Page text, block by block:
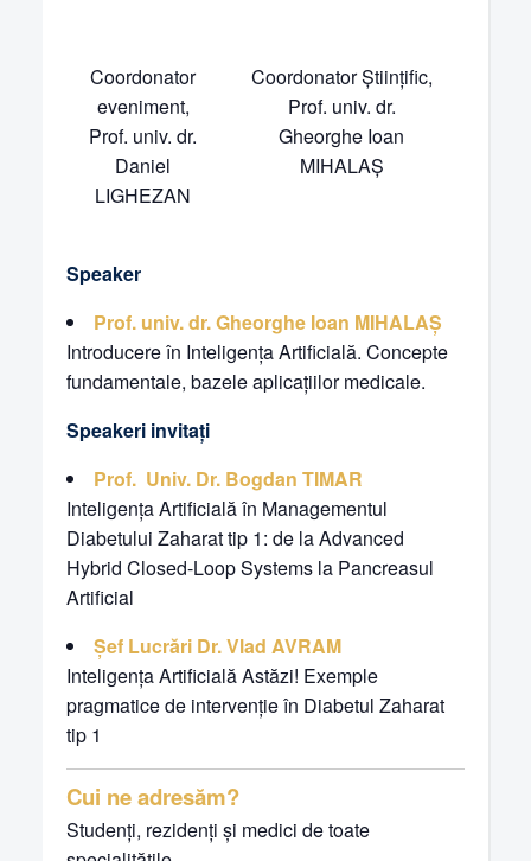
Coordonator
eveniment,
Prof. univ. dr.
Daniel
LIGHEZAN
Coordonator Științific,
Prof. univ. dr.
Gheorghe Ioan
MIHALAȘ
Speaker
Prof. univ. dr. Gheorghe Ioan MIHALAȘ
Introducere în Inteligența Artificială. Concepte
fundamentale, bazele aplicațiilor medicale.
Speakeri invitați
Prof. Univ. Dr. Bogdan TIMAR
Inteligența Artificială în Managementul
Diabetului Zaharat tip 1: de la Advanced
Hybrid Closed-Loop Systems la Pancreasul
Artificial
Șef Lucrări Dr. Vlad AVRAM
Inteligența Artificială Astăzi! Exemple
pragmatice de intervenție în Diabetul Zaharat
tip 1
Cui ne adresăm?
Studenți, rezidenți și medici de toate